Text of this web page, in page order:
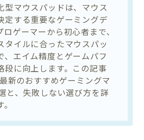
型マウスパッドは、マウス
定する重要なゲーミングデ
ゲーマーから初心者まで、
タイルに合ったマウスパッ
、エイム精度とゲームパフ
段に向上します。この記事
新のおすすめゲーミングマ
と、失敗しない選び方を詳